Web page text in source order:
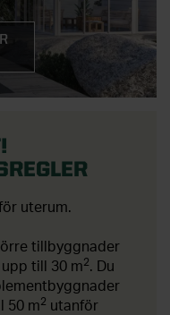
uterum.
tillbyggnader
till 30 m2. Du
50 m2 utanför